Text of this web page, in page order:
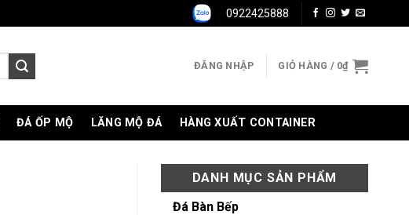
0922425888
ĐĂNG NHẬP GIỎ HÀNG / 0₫
ĐÁ ỐP MỘ LĂNG MỘ ĐÁ HÀNG XUẤT CONTAINER
DANH MỤC SẢN PHẨM
Đá Bàn Bếp